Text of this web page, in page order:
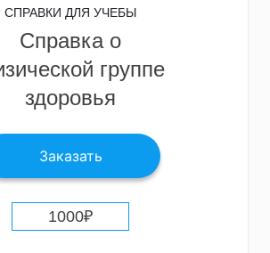
СПРАВКИ ДЛЯ УЧЕБЫ
Справка о
группе
здоровья
Заказать
1000₽